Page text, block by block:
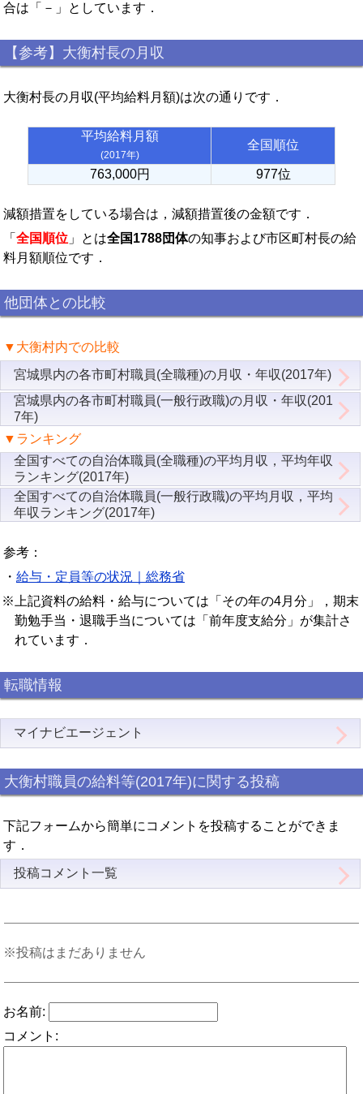
合は「－」としています．
【参考】大衡村長の月収
大衡村長の月収(平均給料月額)は次の通りです．
平均給料月額
(2017年)
全国順位
763,000円 977位
減額措置をしている場合は，減額措置後の金額です．
「 全国順位 」とは全国1788団体の知事および市区町村長の給
料月額順位です．
他団体との比較
▼大衡村内での比較
宮城県内の各市町村職員(全職種)の月収・年収(2017年)
宮城県内の各市町村職員(一般行政職)の月収・年収(201
7年)
▼ランキング
全国すべての自治体職員(全職種)の平均月収，平均年収
ランキング(2017年)
全国すべての自治体職員(一般行政職)の平均月収，平均
年収ランキング(2017年)
参考：
・ 給与・定員等の状況｜総務省
※上記資料の給料・給与については「その年の4月分」，期末
勤勉手当・退職手当については「前年度支給分」が集計さ
れています．
転職情報
マイナビエージェント
大衡村職員の給料等(2017年)に関する投稿
下記フォームから簡単にコメントを投稿することができま
す．
投稿コメント一覧
※投稿はまだありません
お名前:
コメント: